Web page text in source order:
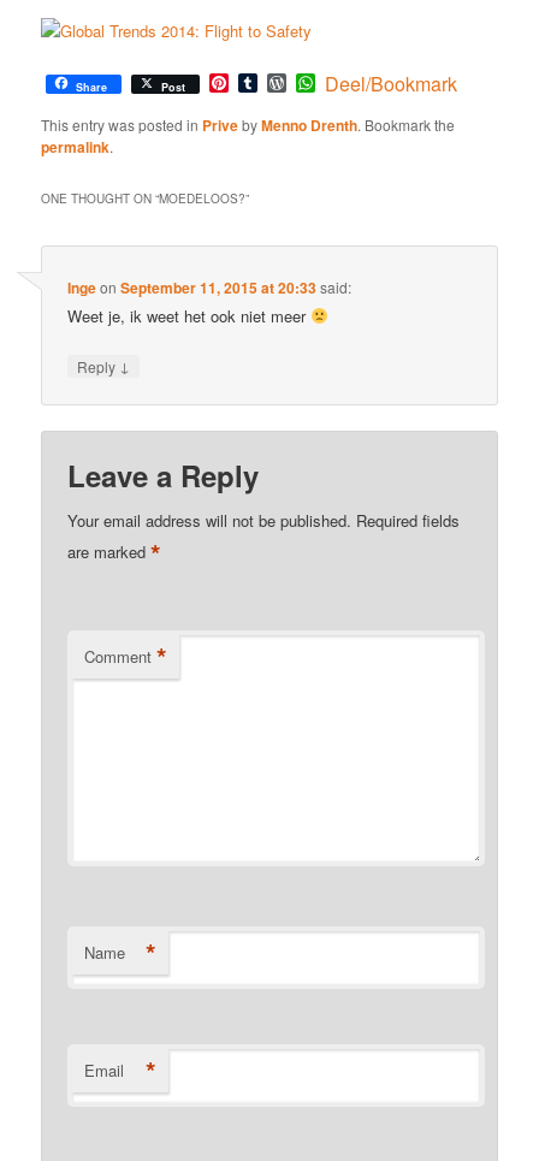
Share Post Pinterest
TumblrWordPress
WhatsApp
Deel/Bookmark
This entry was posted in PrivebyMenno Drenth. Bookmark the
permalink.
ONE THOUGHT ON “MOEDELOOS?”
IngeonSeptember 11, 2015 at 20:33said:
Weet je, ik weet het ook niet meer
Reply ↓
Leave a Reply
Your email address will not be published. Required fields
are marked*
Comment *
Name *
Email *